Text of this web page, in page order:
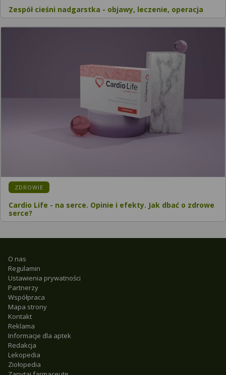
Zespół cieśni nadgarstka - objawy, leczenie, operacja
ZDROWIE
Cardio Life - na serce. Opinie i efekty. Jak dbać o zdrowe
serce?
O nas
Regulamin
Ustawienia prywatności
Partnerzy
Współpraca
Mapa strony
Kontakt
Reklama
Informacje dla aptek
Redakcja
Lekopedia
Ziołopedia